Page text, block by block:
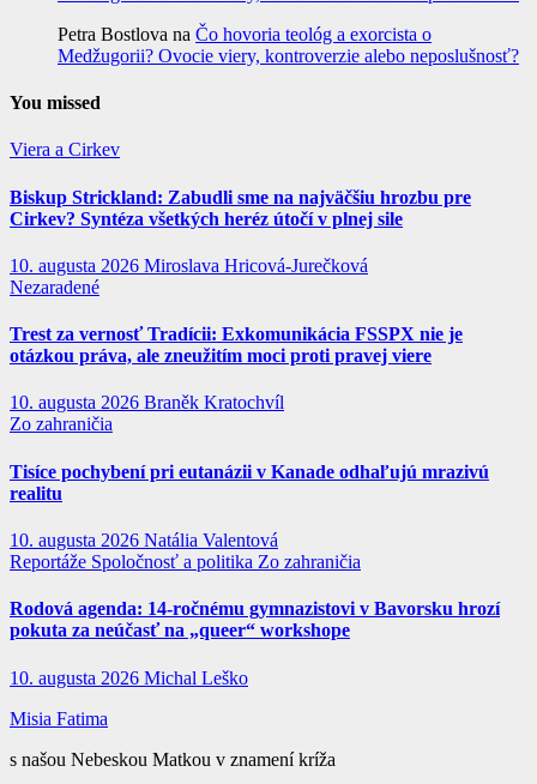
Petra Bostlova na Čo hovoria teológ a exorcista o
Medžugorii? Ovocie viery, kontroverzie alebo neposlušnosť?
You missed
Viera a Cirkev
Biskup Strickland: Zabudli sme na najväčšiu hrozbu pre
Cirkev? Syntéza všetkých heréz útočí v plnej sile
10. augusta 2026 Miroslava Hricová-Jurečková
Nezaradené
Trest za vernosť Tradícii: Exkomunikácia FSSPX nie je
otázkou práva, ale zneužitím moci proti pravej viere
10. augusta 2026 Braněk Kratochvíl
Zo zahraničia
Tisíce pochybení pri eutanázii v Kanade odhaľujú mrazivú
realitu
10. augusta 2026 Natália Valentová
Reportáže Spoločnosť a politika Zo zahraničia
Rodová agenda: 14-ročnému gymnazistovi v Bavorsku hrozí
pokuta za neúčasť na „queer“ workshope
10. augusta 2026 Michal Leško
Misia Fatima
s našou Nebeskou Matkou v znamení kríža